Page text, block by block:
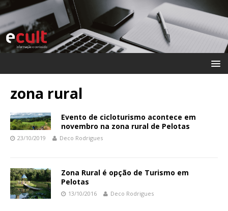
zona rural
Evento de cicloturismo acontece em
novembro na zona rural de Pelotas
23/10/2019 Deco Rodrigues
Zona Rural é opção de Turismo em
Pelotas
13/10/2016 Deco Rodrigues